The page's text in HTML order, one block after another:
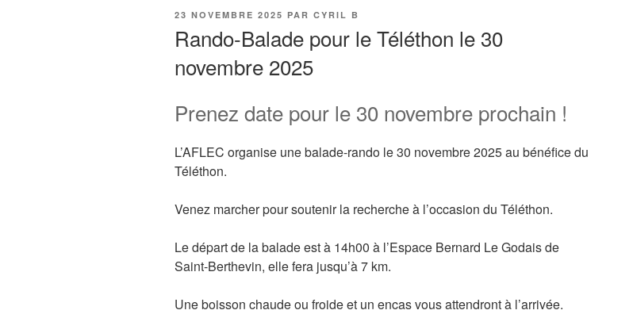
PUBLIÉ
23 NOVEMBRE 2025 PAR CYRIL B
Rando-Balade pour le Téléthon le 30
novembre 2025
Prenez date pour le 30 novembre prochain !
L’AFLEC organise une balade-rando le 30 novembre 2025 au bénéfice du
Téléthon.
Venez marcher pour soutenir la recherche à l’occasion du Téléthon.
Le départ de la balade est à 14h00 à l’Espace Bernard Le Godais de
Saint-Berthevin, elle fera jusqu’à 7 km.
Une boisson chaude ou froide et un encas vous attendront à l’arrivée.